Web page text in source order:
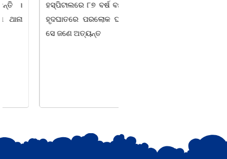
ହସ୍ପିଟାଲରେ ୮୭ ବର୍ଷ ବୟସରେ
ହୃଦଘାତରେ ପରଲୋକ ଘଟିଛି ।
ସେ ଜଣେ ଅତ୍ୟନ୍ତ